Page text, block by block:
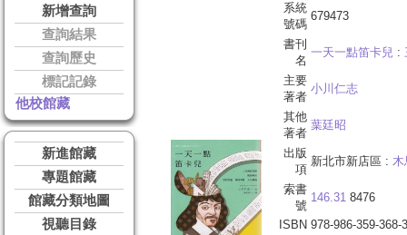
新增查詢
查詢結果
查詢歷史
標記記錄
他校館藏
新進館藏
專題館藏
館藏分類地圖
視聽目錄
系統
號碼
679473
書刊
名
一天一點笛卡兒 :
主要
著者
小川仁志
其他
著者
葉廷昭
出版
項
新北市新店區 : 木
索書
號
146.31 8476
ISBN 978-986-359-368-3